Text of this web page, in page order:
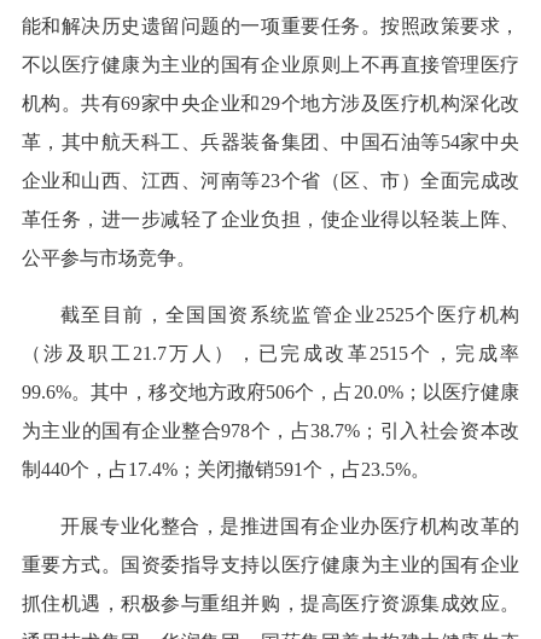
能和解决历史遗留问题的一项重要任务。按照政策要求，
不以医疗健康为主业的国有企业原则上不再直接管理医疗
机构。共有69家中央企业和29个地方涉及医疗机构深化改
革，其中航天科工、兵器装备集团、中国石油等54家中央
企业和山西、江西、河南等23个省（区、市）全面完成改
革任务，进一步减轻了企业负担，使企业得以轻装上阵、
公平参与市场竞争。
截至目前，全国国资系统监管企业2525个医疗机构
（涉及职工21.7万人），已完成改革2515个，完成率
99.6%。其中，移交地方政府506个，占20.0%；以医疗健康
为主业的国有企业整合978个，占38.7%；引入社会资本改
制440个，占17.4%；关闭撤销591个，占23.5%。
开展专业化整合，是推进国有企业办医疗机构改革的
重要方式。国资委指导支持以医疗健康为主业的国有企业
抓住机遇，积极参与重组并购，提高医疗资源集成效应。